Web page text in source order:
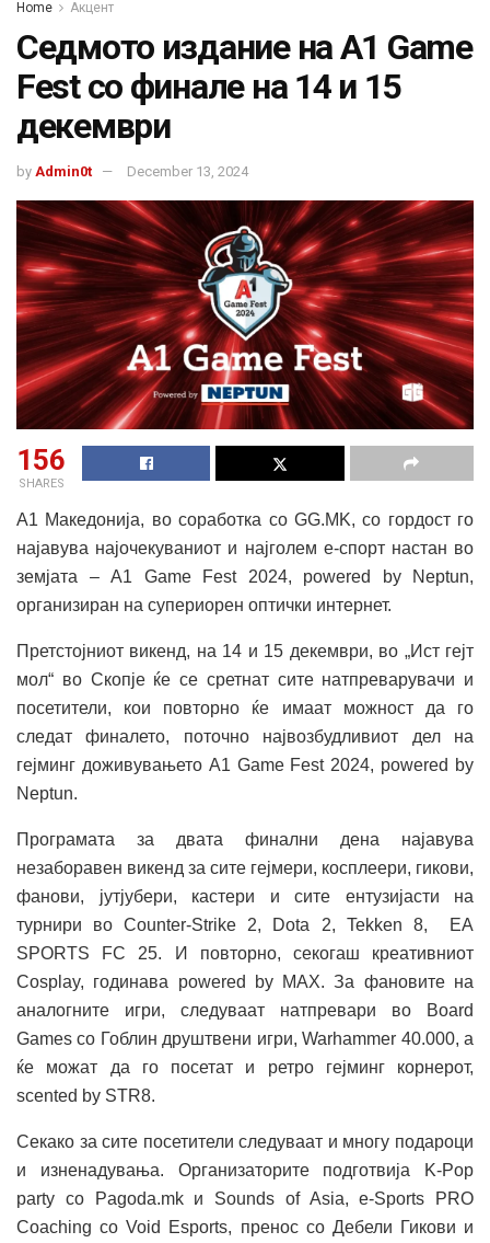
Home Акцент
Седмото издание на А1 Game
Fest со финале на 14 и 15
декември
by Admin0t December 13, 2024
156
SHARES
А1 Македонија, во соработка со GG.MK, со гордост го
најавува најочекуваниот и најголем е-спорт настан во
земјата –А1 Game Fest 2024, powered by Neptun,
организиран на супериорен оптички интернет.
Претстојниот викенд, на 14 и 15 декември, во „Ист гејт
мол“ во Скопје ќе се сретнат сите натпреварувачи и
посетители, кои повторно ќе имаат можност да го
следат финалето, поточно највозбудливиот дел на
гејминг доживувањето A1 Game Fest 2024, powered by
Neptun.
Програмата за двата финални дена најавува
незаборавен викенд за сите гејмери, косплеери, гикови,
фанови, јутјубери, кастери и сите ентузијасти на
турнири во Counter-Strike 2, Dota 2, Tekken 8, EA
SPORTS FC 25. И повторно, секогаш креативниот
Cosplay, годинава powered by MAX. За фановите на
аналогните игри, следуваат натпревари во Board
Games со Гоблин друштвени игри, Warhammer 40.000, а
ќе можат да го посетат и ретро гејминг корнерот,
scented by STR8.
Секако за сите посетители следуваат и многу подароци
и изненадувања. Организаторите подготвија K-Pop
party со Pagoda.mk и Sounds of Asia, e-Sports PRO
Coaching со Void Esports, пренос со Дебели Гикови и